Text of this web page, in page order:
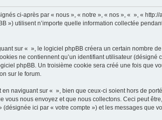
ci-après par « nous », « notre », « nos », « », «
») utilisent n’importe quelle information collectée
sur « », le logiciel phpBB créera un certain nombre
ne contiennent qu’un identifiant utilisateur
phpBB. Un troisième cookie sera créé une fois que
sur le forum.
naviguant sur « », bien que ceux-ci soient hors de
nous envoyez et que nous collectons. Ceci peut
ici par « votre compte ») et les messages que